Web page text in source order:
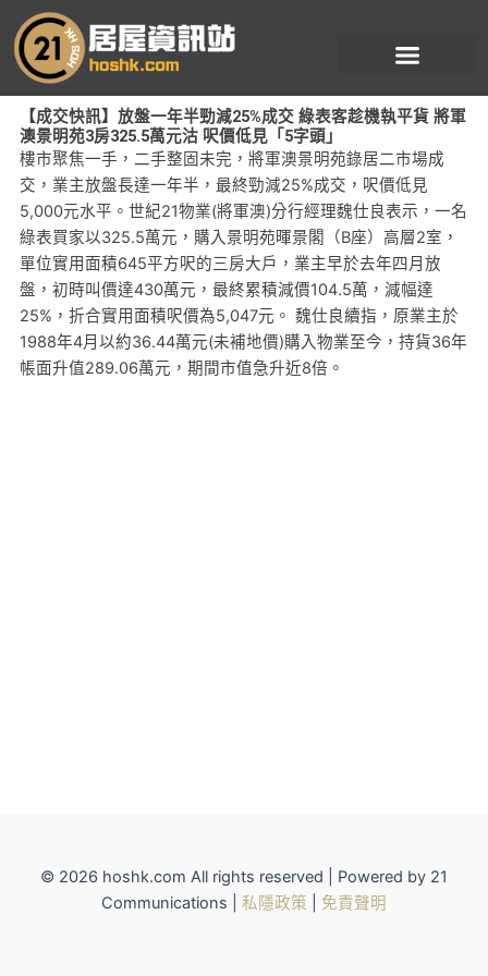
至
【成交快訊】放盤一年半勁減25%成交 綠表客趁機執平貨 將軍
澳景明苑3房325.5萬元沽 呎價低見「5字頭」
樓市聚焦一手，二手整固未完，將軍澳景明苑錄居二市場成
交，業主放盤長達一年半，最終勁減25%成交，呎價低見
5,000元水平。世紀21物業(將軍澳)分行經理魏仕良表示，一名
綠表買家以325.5萬元，購入景明苑暉景閣（B座）高層2室，
單位實用面積645平方呎的三房大戶，業主早於去年四月放
盤，初時叫價達430萬元，最終累積減價104.5萬，減幅達
25%，折合實用面積呎價為5,047元。 魏仕良續指，原業主於
1988年4月以約36.44萬元(未補地價)購入物業至今，持貨36年
帳面升值289.06萬元，期間市值急升近8倍。
© 2026 hoshk.com All rights reserved | Powered by 21
Communications | 私隱政策 免責聲明